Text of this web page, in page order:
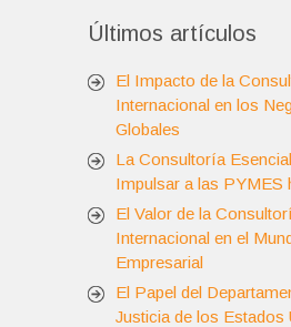
Últimos artículos
El Impacto de la
Internacional en los
Globales
La Consultoría
Impulsar a las PYMES
El Valor de la
Internacional en el
Empresarial
El Papel del
Justicia de los Estados